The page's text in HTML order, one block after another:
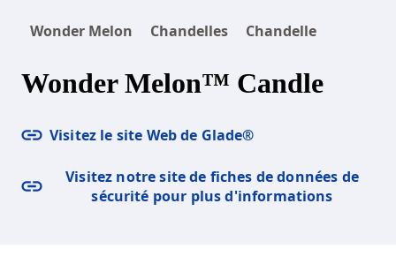
Wonder Melon Chandelles Chandelle
Wonder Melon™ Candle
Visitez le site Web de Glade®
Visitez notre site de fiches de données de
sécurité pour plus d'informations